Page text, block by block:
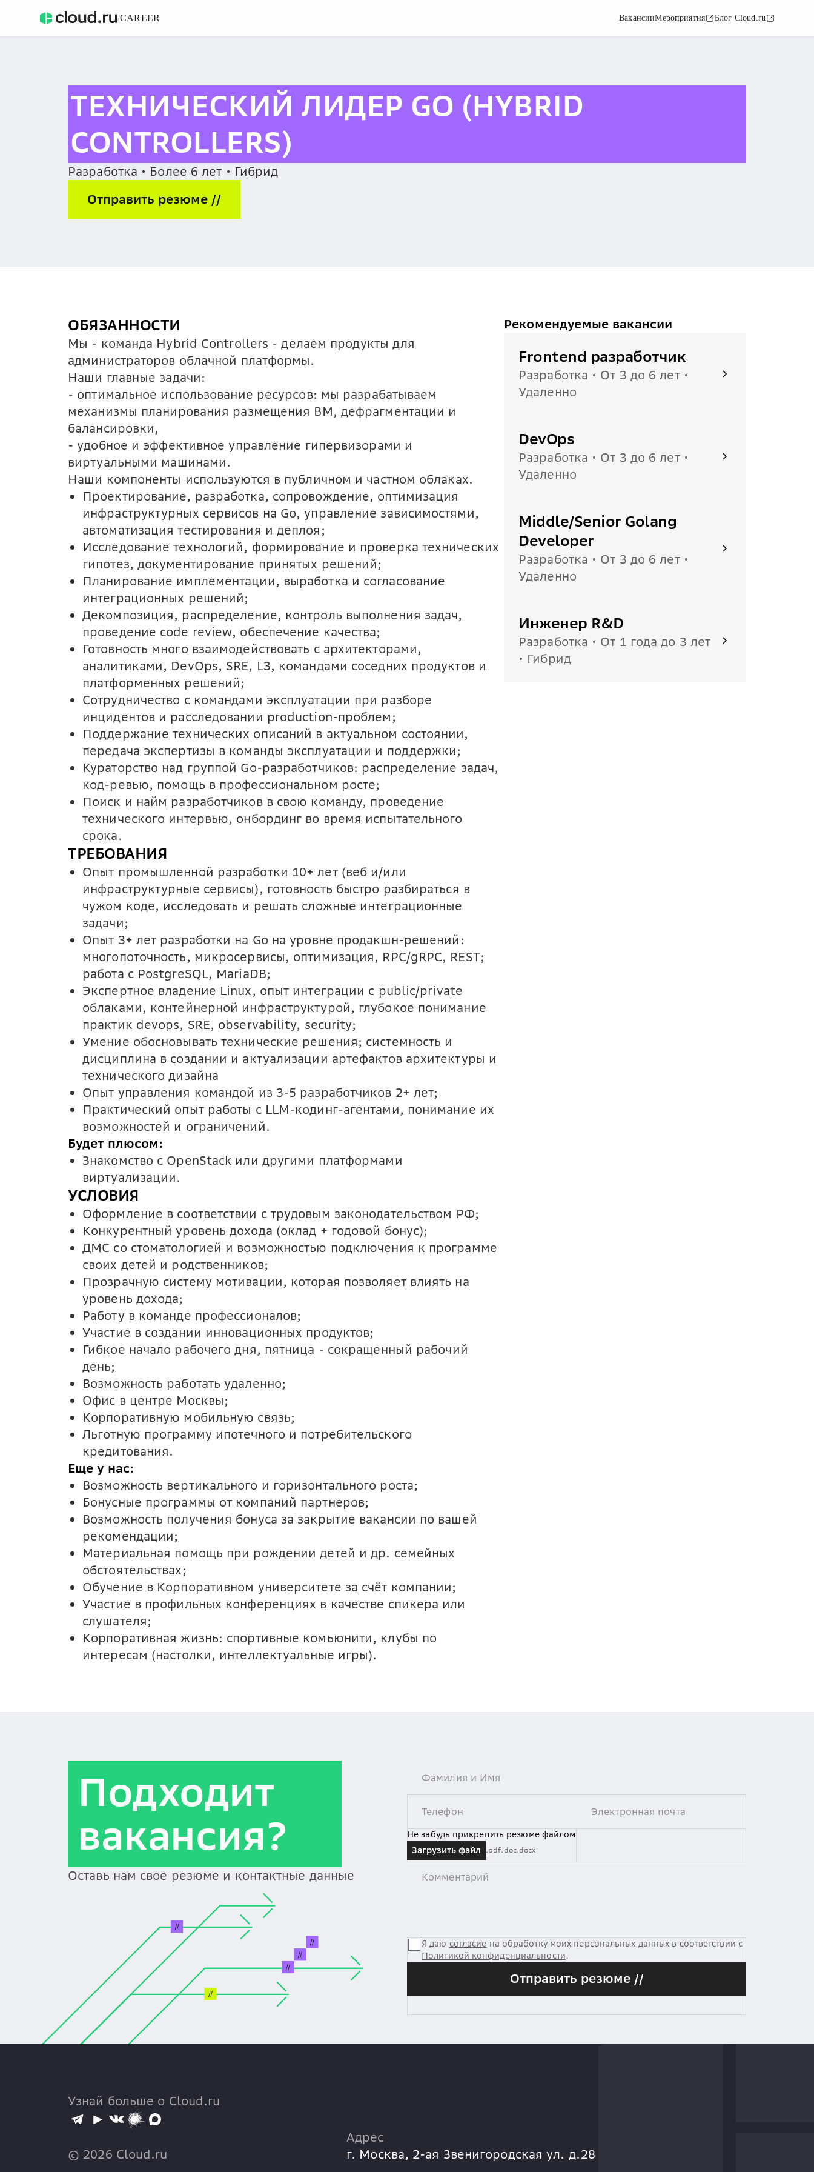
/CAREER ВакансииМероприятия Блог Cloud.ru
ТЕХНИЧЕСКИЙ ЛИДЕР GO (HYBRID
CONTROLLERS)
Разработка • Более 6 лет • Гибрид
Отправить резюме //
ОБЯЗАННОСТИ
Мы - команда Hybrid Controllers - делаем продукты для
администраторов облачной платформы.
Наши главные задачи:
- оптимальное использование ресурсов: мы разрабатываем
механизмы планирования размещения ВМ, дефрагментации и
балансировки,
- удобное и эффективное управление гипервизорами и
виртуальными машинами.
Наши компоненты используются в публичном и частном облаках.
Проектирование, разработка, сопровождение, оптимизация
инфраструктурных сервисов на Go, управление зависимостями,
автоматизация тестирования и деплоя;
Исследование технологий, формирование и проверка технических
гипотез, документирование принятых решений;
Планирование имплементации, выработка и согласование
интеграционных решений;
Декомпозиция, распределение, контроль выполнения задач,
проведение code review, обеспечение качества;
Готовность много взаимодействовать с архитекторами,
аналитиками, DevOps, SRE, L3, командами соседних продуктов и
платформенных решений;
Сотрудничество с командами эксплуатации при разборе
инцидентов и расследовании production-проблем;
Поддержание технических описаний в актуальном состоянии,
передача экспертизы в команды эксплуатации и поддержки;
Кураторство над группой Go-разработчиков: распределение задач,
код-ревью, помощь в профессиональном росте;
Поиск и найм разработчиков в свою команду, проведение
технического интервью, онбординг во время испытательного
срока.
ТРЕБОВАНИЯ
Опыт промышленной разработки 10+ лет (веб и/или
инфраструктурные сервисы), готовность быстро разбираться в
чужом коде, исследовать и решать сложные интеграционные
задачи;
Опыт 3+ лет разработки на Go на уровне продакшн-решений:
многопоточность, микросервисы, оптимизация, RPC/gRPC, REST;
работа с PostgreSQL, MariaDB;
Экспертное владение Linux, опыт интеграции с public/private
облаками, контейнерной инфраструктурой, глубокое понимание
практик devops, SRE, observability, security;
Умение обосновывать технические решения; системность и
дисциплина в создании и актуализации артефактов архитектуры и
технического дизайна
Опыт управления командой из 3-5 разработчиков 2+ лет;
Практический опыт работы с LLM-кодинг-агентами, понимание их
возможностей и ограничений.
Будет плюсом:
Знакомство с OpenStack или другими платформами
виртуализации.
УСЛОВИЯ
Оформление в соответствии с трудовым законодательством РФ;
Конкурентный уровень дохода (оклад + годовой бонус);
ДМС со стоматологией и возможностью подключения к программе
своих детей и родственников;
Прозрачную систему мотивации, которая позволяет влиять на
уровень дохода;
Работу в команде профессионалов;
Участие в создании инновационных продуктов;
Гибкое начало рабочего дня, пятница - сокращенный рабочий
день;
Возможность работать удаленно;
Офис в центре Москвы;
Корпоративную мобильную связь;
Льготную программу ипотечного и потребительского
кредитования.
Еще у нас:
Возможность вертикального и горизонтального роста;
Бонусные программы от компаний партнеров;
Возможность получения бонуса за закрытие вакансии по вашей
рекомендации;
Материальная помощь при рождении детей и др. семейных
обстоятельствах;
Обучение в Корпоративном университете за счёт компании;
Участие в профильных конференциях в качестве спикера или
слушателя;
Корпоративная жизнь: спортивные комьюнити, клубы по
интересам (настолки, интеллектуальные игры).
Рекомендуемые вакансии
Frontend разработчик
Разработка • От 3 до 6 лет •
Удаленно
DevOps
Разработка • От 3 до 6 лет •
Удаленно
Middle/Senior Golang
Developer
Разработка • От 3 до 6 лет •
Удаленно
Инженер R&D
Разработка • От 1 года до 3 лет
• Гибрид
Подходит
вакансия?
Оставь нам свое резюме и контактные данные
Не забудь прикрепить резюме файлом
Загрузить файл
.pdf.doc.docx
Я даю согласие на обработку моих персональных данных в соответствии с
Политикой конфиденциальности.
Отправить резюме //
Узнай больше о Cloud.ru
© 2026 Cloud.ru
Адрес
г. Москва, 2-ая Звенигородская ул. д.28